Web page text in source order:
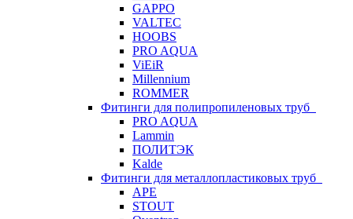
GAPPO
VALTEC
HOOBS
PRO AQUA
ViEiR
Millennium
ROMMER
Фитинги для полипропиленовых труб
PRO AQUA
Lammin
ПОЛИТЭК
Kalde
Фитинги для металлопластиковых труб
APE
STOUT